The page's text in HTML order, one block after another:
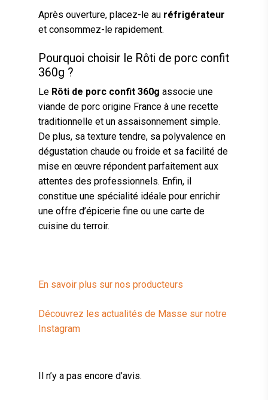
Après ouverture, placez-le au réfrigérateur
et consommez-le rapidement.
Pourquoi choisir le Rôti de porc confit
360g ?
Le Rôti de porc confit 360g associe une
viande de porc origine France à une recette
traditionnelle et un assaisonnement simple.
De plus, sa texture tendre, sa polyvalence en
dégustation chaude ou froide et sa facilité de
mise en œuvre répondent parfaitement aux
attentes des professionnels. Enfin, il
constitue une spécialité idéale pour enrichir
une offre d’épicerie fine ou une carte de
cuisine du terroir.
En savoir plus sur nos producteurs
Découvrez les actualités de Masse sur notre
Instagram
Il n’y a pas encore d’avis.